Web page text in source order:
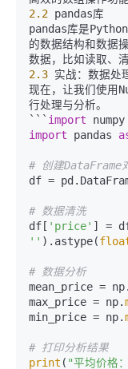
2.2 pandas库
pandas库是
的数据结构和数据
2.3 实战：数据处
现在，让我们使用
行处理与分析。
``` import numpy
import pandas
# 创建DataFrame
df =
# 数据清洗
df[ 'price' ] =
'' ).astype(
# 数据分析
mean_price =
max_price = np.
min_price = np.
# 打印分析结果
print ( "平均价格